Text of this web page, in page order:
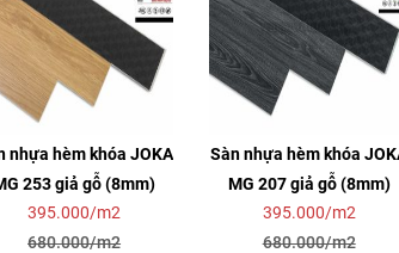
nhựa hèm khóa JOKA
253 giả gỗ (8mm)
395.000/m2
680.000/m2
Sàn nhựa hèm khóa
MG 207 giả gỗ (8mm)
395.000/m2
680.000/m2